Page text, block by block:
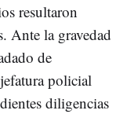
resultaron
Ante la gravedad
de
policial
diligencias